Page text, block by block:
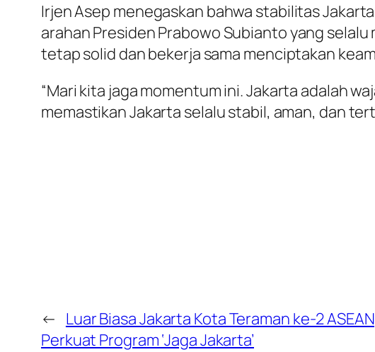
Irjen Asep menegaskan bahwa stabilitas
arahan Presiden Prabowo Subianto yang
tetap solid dan bekerja sama menciptakan
“Mari kita jaga momentum ini. Jakarta adalah
memastikan Jakarta selalu stabil, aman, dan
← Luar Biasa Jakarta Kota Teraman ke-2
Perkuat Program ‘Jaga Jakarta’